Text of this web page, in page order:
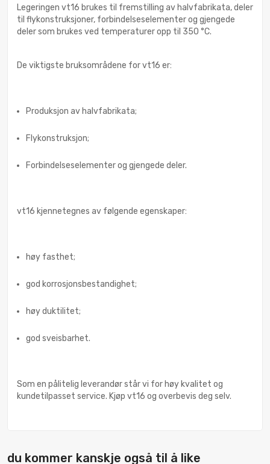
Legeringen vt16 brukes til fremstilling av halvfabrikata, deler
til flykonstruksjoner, forbindelseselementer og gjengede
deler som brukes ved temperaturer opp til 350 °C.
De viktigste bruksområdene for vt16 er:
Produksjon av halvfabrikata;
Flykonstruksjon;
Forbindelseselementer og gjengede deler.
vt16 kjennetegnes av følgende egenskaper:
høy fasthet;
god korrosjonsbestandighet;
høy duktilitet;
god sveisbarhet.
Som en pålitelig leverandør står vi for høy kvalitet og
kundetilpasset service. Kjøp vt16 og overbevis deg selv.
du kommer kanskje også til å like